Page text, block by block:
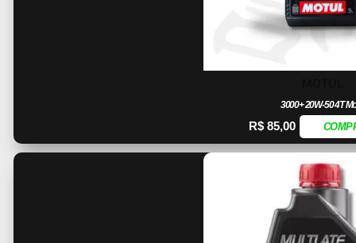
3000+ 20W-50 4T
R$85,00